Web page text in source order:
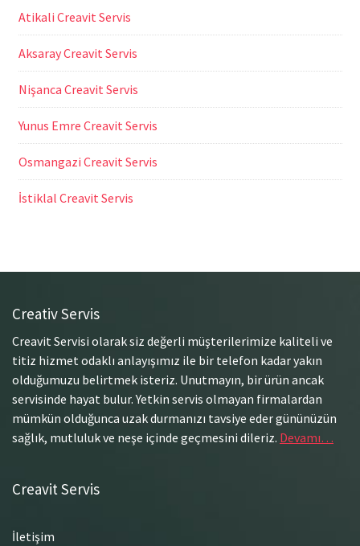
Atikali Creavit Servis
Aksaray Creavit Servis
Nişanca Creavit Servis
Yunus Emre Creavit Servis
Osmangazi Creavit Servis
İstiklal Creavit Servis
Creativ Servis
Creavit Servisi olarak siz değerli müşterilerimize kaliteli ve
titiz hizmet odaklı anlayışımız ile bir telefon kadar yakın
olduğumuzu belirtmek isteriz. Unutmayın, bir ürün ancak
servisinde hayat bulur. Yetkin servis olmayan firmalardan
mümkün olduğunca uzak durmanızı tavsiye eder gününüzün
sağlık, mutluluk ve neşe içinde geçmesini dileriz. Devamı…
Creavit Servis
İletişim